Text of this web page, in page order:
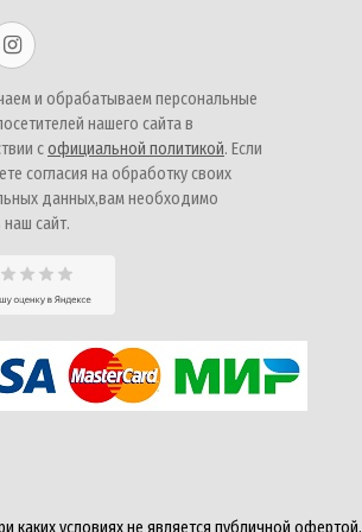
и обрабатываем персональные
нашего сайта в
софициальной политикой. Если
согласия на обработку своих
данных,вам необходимо
наш сайт.
условиях не является публичной офертой,